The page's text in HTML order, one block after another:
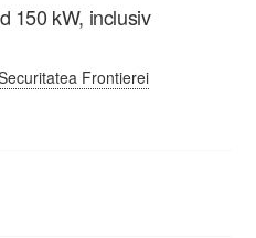
150 kW, inclusiv
Frontierei